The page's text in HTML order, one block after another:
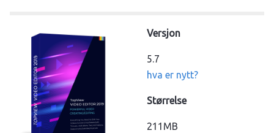
Versjon
5.7
hva er nytt?
Størrelse
211MB